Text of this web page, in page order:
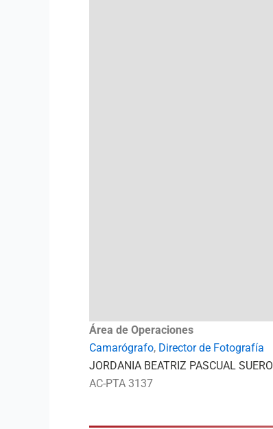
Área de Operaciones
Camarógrafo, Director de Fotografía
JORDANIA BEATRIZ PASCUAL SUERO
AC-PTA 3137